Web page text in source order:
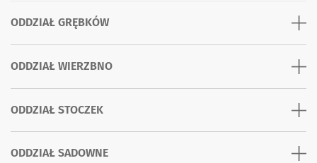
ODDZIAŁ GRĘBKÓW
ODDZIAŁ WIERZBNO
ODDZIAŁ STOCZEK
ODDZIAŁ SADOWNE